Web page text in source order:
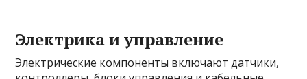
Электрика и управление
Электрические компоненты включают датчики,